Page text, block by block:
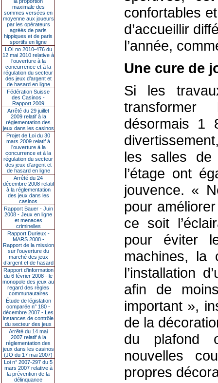
maximale des
sommes versées en
moyenne aux joueurs
par les opérateurs
agréés de paris
hippiques et de paris
sportifs en ligne
LOI no 2010-476 du
12 mai 2010 relative à
l’ouverture à la
concurrence et à la
régulation du secteur
des jeux d’argent et
de hasard en ligne
Fédération Suisse
des Casinos -
Rapport 2009
Arrêté du 29 juillet
2009 relatif à la
réglementation des
jeux dans les casinos
Projet de Loi du 30
mars 2009 relatif à
l’ouverture à la
concurrence et à la
régulation du secteur
des jeux d’argent et
de hasard en ligne
Arrêté du 24
décembre 2008 relatif
à la réglementation
des jeux dans les
casinos
Rapport Bauer - Juin
2008 - Jeux en ligne
et menaces
criminelles
Rapport Durieux -
MARS 2008 -
Rapport de la mission
sur l’ouverture du
marché des jeux
d’argent et de hasard
Rapport d'information
du 6 février 2008 - le
monopole des jeux au
regard des règles
communautaires
Étude de législation
comparée n° 180 -
décembre 2007 - Les
instances de contrôle
du secteur des jeux
Arrêté du 14 mai
2007 relatif à la
réglementation des
jeux dans les casinos
(JO du 17 mai 2007)
Loi n° 2007-297 du 5
mars 2007 relative à
la prévention de la
délinquance
confortables
d’accueillir
l’année,
Une cure de
Si les
désormais 1
les salles de
l’étage ont
jouvence. «
pour
ce soit
pour éviter
machines, la
l’installation
afin de
important »,
de la
du plafond
nouvelles
propres